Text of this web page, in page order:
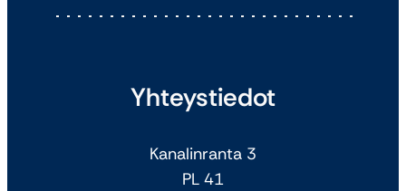
Yhteystiedot
Kanalinranta 3
PL 41